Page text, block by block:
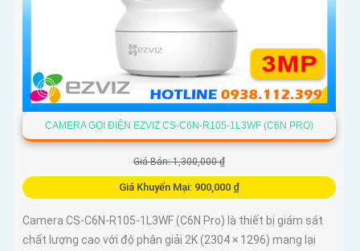
CAMERA GỌI ĐIỆN EZVIZ CS-C6N-R105-1L3WF (C6N PRO)
Giá Bán: 1,300,000 ₫
Giá Khuyến Mại: 900,000 ₫
Camera CS-C6N-R105-1L3WF (C6N Pro) là thiết bị giám sát
chất lượng cao với độ phân giải 2K (2304 × 1296) mang lại